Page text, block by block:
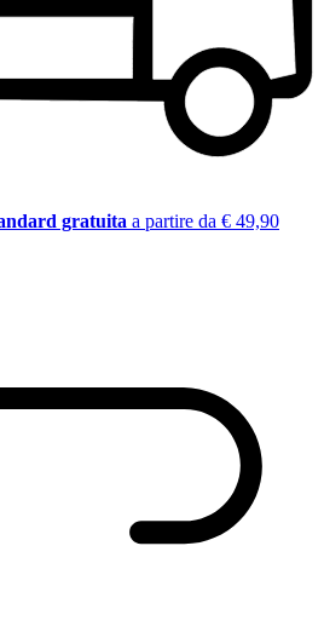
gratuita a partire da € 49,90